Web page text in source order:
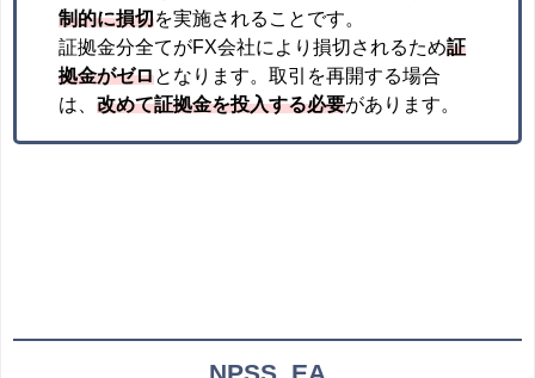
制的に損切を実施されることです。
証拠金分全てがFX会社により損切されるため証
拠金がゼロとなります。取引を再開する場合
は、改めて証拠金を投入する必要があります。
NPSS_EA